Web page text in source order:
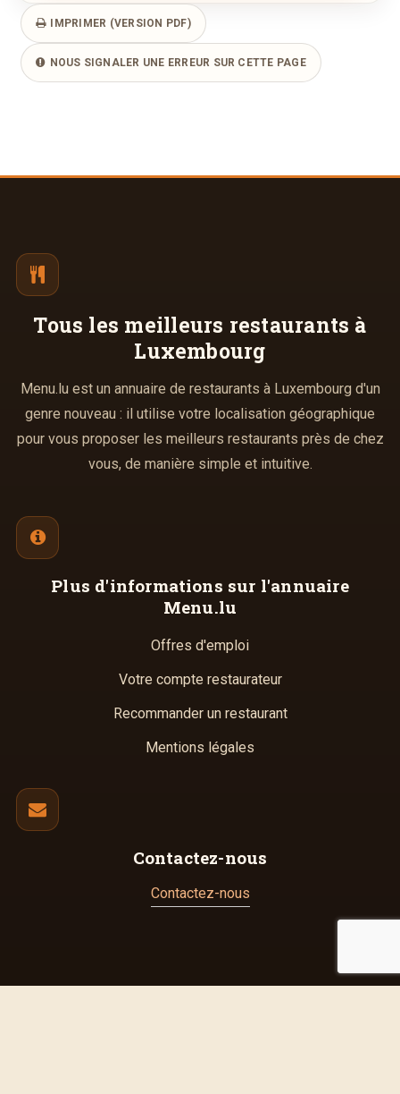
IMPRIMER (VERSION PDF)
NOUS SIGNALER UNE ERREUR SUR CETTE PAGE
Tous les meilleurs restaurants à
Luxembourg
Menu.lu est un annuaire de restaurants à Luxembourg d'un
genre nouveau : il utilise votre localisation géographique
pour vous proposer les meilleurs restaurants près de chez
vous, de manière simple et intuitive.
Plus d'informations sur l'annuaire
Menu.lu
Offres d'emploi
Votre compte restaurateur
Recommander un restaurant
Mentions légales
Contactez-nous
Contactez-nous